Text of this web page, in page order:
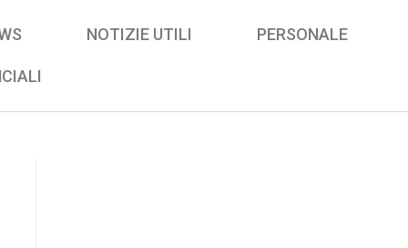
NOTIZIE UTILI PERSONALE